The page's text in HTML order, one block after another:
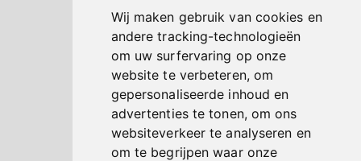
Wij maken gebruik van cookies en
andere tracking-technologieën
om uw surfervaring op onze
website te verbeteren, om
gepersonaliseerde inhoud en
advertenties te tonen, om ons
websiteverkeer te analyseren en
om te begrijpen waar onze